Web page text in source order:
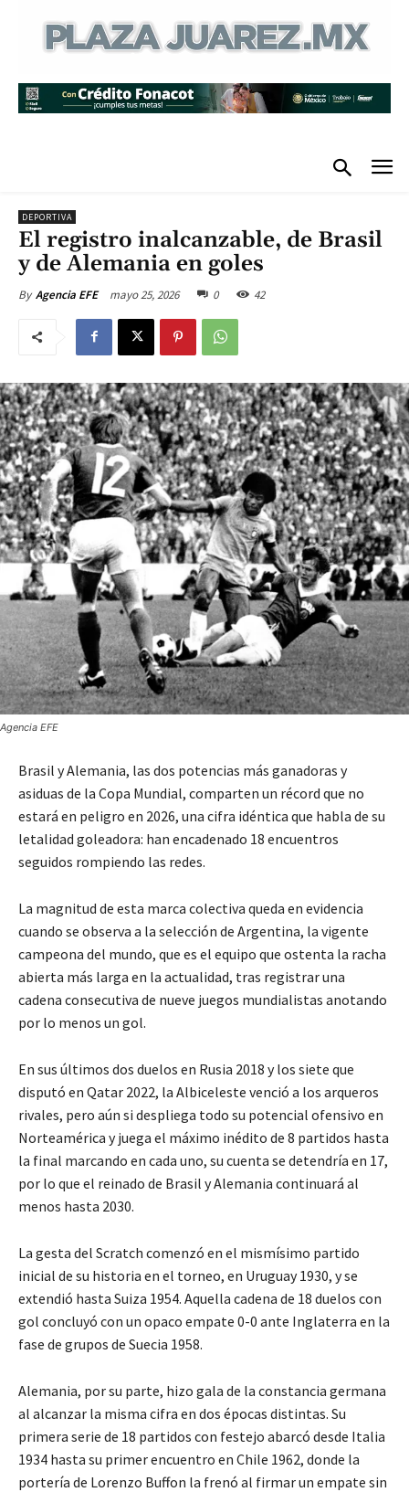
DEPORTIVA
El registro inalcanzable, de Brasil
y de Alemania en goles
By Agencia EFE mayo 25, 2026 0 42
Agencia EFE
Brasil y Alemania, las dos potencias más ganadoras y
asiduas de la Copa Mundial, comparten un récord que no
estará en peligro en 2026, una cifra idéntica que habla de su
letalidad goleadora: han encadenado 18 encuentros
seguidos rompiendo las redes.
La magnitud de esta marca colectiva queda en evidencia
cuando se observa a la selección de Argentina, la vigente
campeona del mundo, que es el equipo que ostenta la racha
abierta más larga en la actualidad, tras registrar una
cadena consecutiva de nueve juegos mundialistas anotando
por lo menos un gol.
En sus últimos dos duelos en Rusia 2018 y los siete que
disputó en Qatar 2022, la Albiceleste venció a los arqueros
rivales, pero aún si despliega todo su potencial ofensivo en
Norteamérica y juega el máximo inédito de 8 partidos hasta
la final marcando en cada uno, su cuenta se detendría en 17,
por lo que el reinado de Brasil y Alemania continuará al
menos hasta 2030.
La gesta del Scratch comenzó en el mismísimo partido
inicial de su historia en el torneo, en Uruguay 1930, y se
extendió hasta Suiza 1954. Aquella cadena de 18 duelos con
gol concluyó con un opaco empate 0-0 ante Inglaterra en la
fase de grupos de Suecia 1958.
Alemania, por su parte, hizo gala de la constancia germana
al alcanzar la misma cifra en dos épocas distintas. Su
primera serie de 18 partidos con festejo abarcó desde Italia
1934 hasta su primer encuentro en Chile 1962, donde la
portería de Lorenzo Buffon la frenó al firmar un empate sin